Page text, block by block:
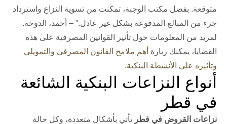
متوقعة. بفضل مكتب الوجبة، تمكنت من تسوية النزاع واسترداد
جزء من المبالغ المدفوعة بشكل غير عادل.” – أحمد، الدوحة.
لمزيد من المعلومات حول تأثير القوانين المصرفية على هذه
القضايا، يمكنك زيارة أهم ملامح القانون المصرفي والتمويلي
وتأثيره على الأنشطة البنكية.
أنواع النزاعات البنكية الشائعة
في قطر
نزاعات القروض في قطر تأتي بأشكال متعددة، وكل حالة